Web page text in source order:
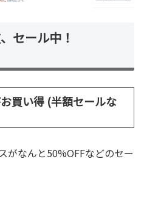
セール中！
買い得 (半額セールな
がなんと50%OFFなどのセー